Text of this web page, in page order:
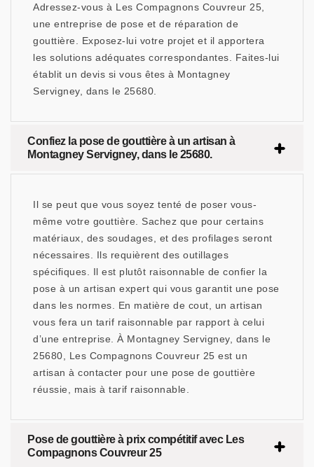
Adressez-vous à Les Compagnons Couvreur 25,
une entreprise de pose et de réparation de
gouttière. Exposez-lui votre projet et il apportera
les solutions adéquates correspondantes. Faites-lui
établit un devis si vous êtes à Montagney
Servigney, dans le 25680.
Confiez la pose de gouttière à un artisan à
Montagney Servigney, dans le 25680.
Il se peut que vous soyez tenté de poser vous-
même votre gouttière. Sachez que pour certains
matériaux, des soudages, et des profilages seront
nécessaires. Ils requièrent des outillages
spécifiques. Il est plutôt raisonnable de confier la
pose à un artisan expert qui vous garantit une pose
dans les normes. En matière de cout, un artisan
vous fera un tarif raisonnable par rapport à celui
d’une entreprise. À Montagney Servigney, dans le
25680, Les Compagnons Couvreur 25 est un
artisan à contacter pour une pose de gouttière
réussie, mais à tarif raisonnable.
Pose de gouttière à prix compétitif avec Les
Compagnons Couvreur 25